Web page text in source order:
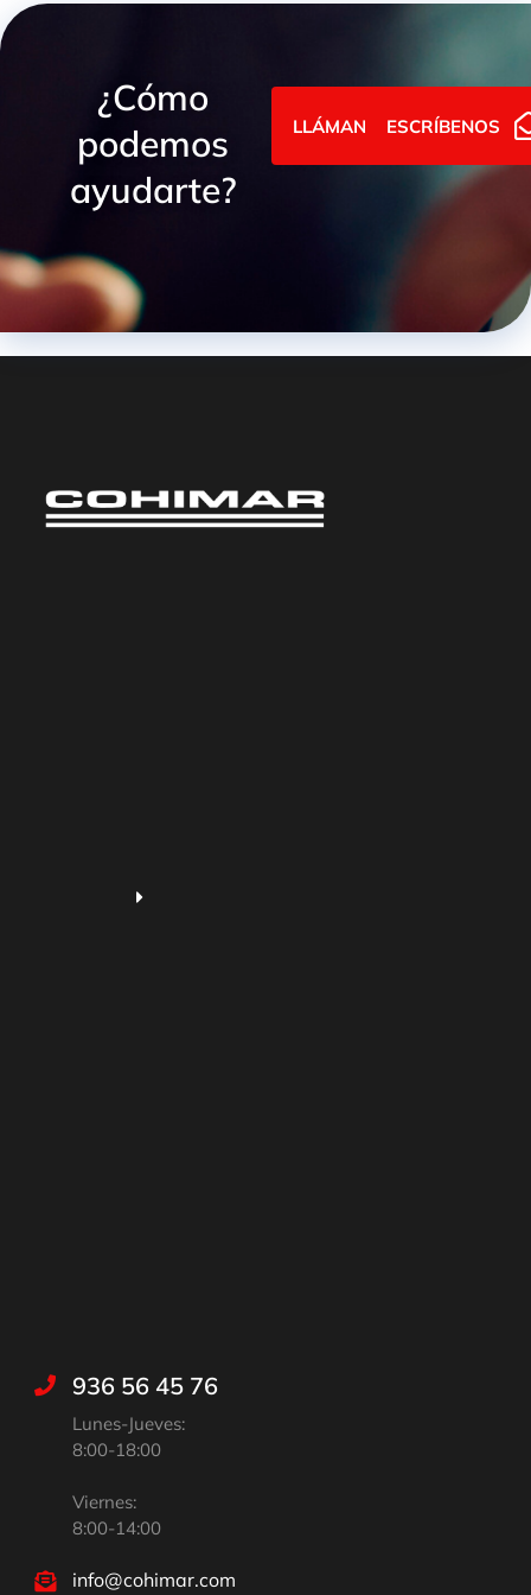
¿Cómo
podemos
ayudarte?
LLÁMANOSESCRÍBENOS
936 56 45 76
Lunes-Jueves:
8:00-18:00
Viernes:
8:00-14:00
info@cohimar.com